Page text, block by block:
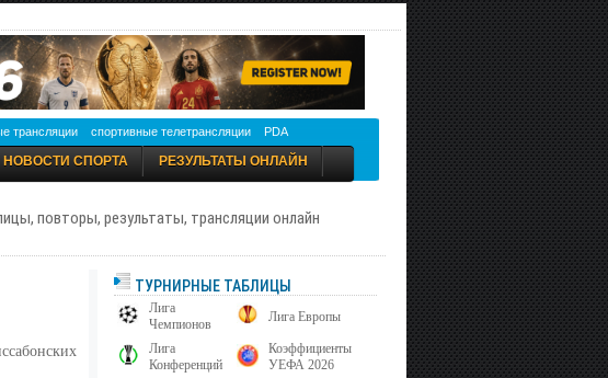
трансляции спортивные телетрансляции PDA
НОВОСТИ СПОРТА РЕЗУЛЬТАТЫ ОНЛАЙН
повторы, результаты, трансляции онлайн
ТУРНИРНЫЕ ТАБЛИЦЫ
Лига
Чемпионов
Лига Европы
Лига
Конференций
Коэффициенты
УЕФА 2026